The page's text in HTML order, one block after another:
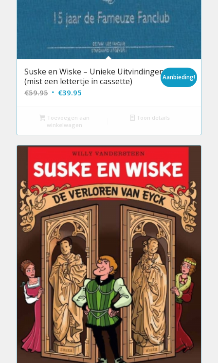
Suske en Wiske – Unieke Uitvindingen
(mist een lettertje in cassette)
€59.95 Oorspronkelijke
was:
€59.95.
€39.95Huidige
is:
€39.95.
Aanbieding!
Toevoegen aan
winkelwagen
Toon details